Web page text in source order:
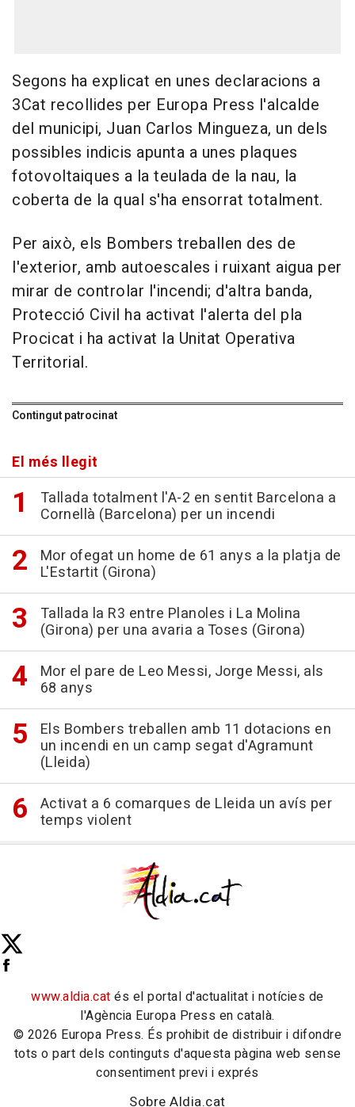
Segons ha explicat en unes declaracions a
3Cat recollides per Europa Press l'alcalde
del municipi, Juan Carlos Mingueza, un dels
possibles indicis apunta a unes plaques
fotovoltaiques a la teulada de la nau, la
coberta de la qual s'ha ensorrat totalment.
Per això, els Bombers treballen des de
l'exterior, amb autoescales i ruixant aigua per
mirar de controlar l'incendi; d'altra banda,
Protecció Civil ha activat l'alerta del pla
Procicat i ha activat la Unitat Operativa
Territorial.
Contingut patrocinat
El més llegit
Tallada totalment l'A-2 en sentit Barcelona a
Cornellà (Barcelona) per un incendi
Mor ofegat un home de 61 anys a la platja de
L'Estartit (Girona)
Tallada la R3 entre Planoles i La Molina
(Girona) per una avaria a Toses (Girona)
Mor el pare de Leo Messi, Jorge Messi, als
68 anys
Els Bombers treballen amb 11 dotacions en
un incendi en un camp segat d'Agramunt
(Lleida)
Activat a 6 comarques de Lleida un avís per
temps violent
www.aldia.cat és el portal d'actualitat i notícies de
l'Agència Europa Press en català.
© 2026 Europa Press. És prohibit de distribuir i difondre
tots o part dels continguts d'aquesta pàgina web sense
consentiment previ i exprés
Sobre Aldia.cat